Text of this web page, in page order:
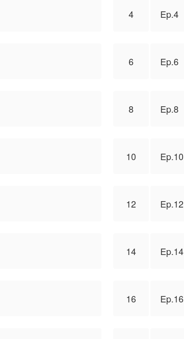
4 Ep.4
6 Ep.6
8 Ep.8
10 Ep.10
12 Ep.12
14 Ep.14
16 Ep.16